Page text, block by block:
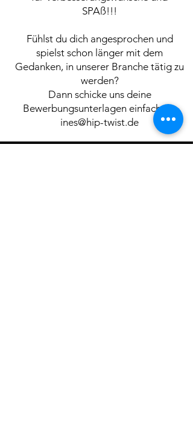
SPAß!!!
Fühlst du dich angesprochen und
spielst schon länger mit dem
Gedanken, in unserer Branche tätig zu
werden?
Dann schicke uns deine
Bewerbungsunterlagen einfach an:
ines@hip-twist.de